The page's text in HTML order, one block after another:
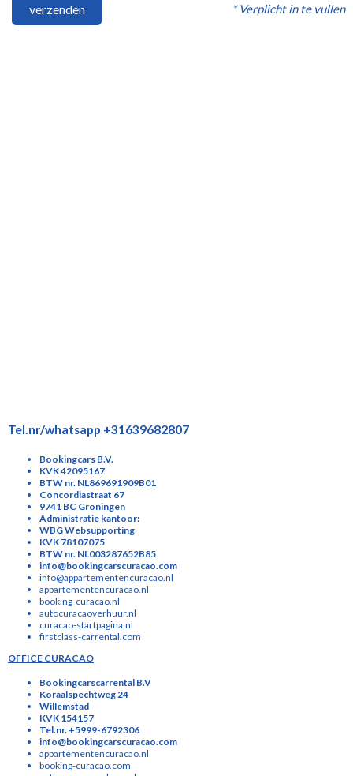
verzenden * Verplicht in te vullen
Tel.nr/whatsapp +31639682807
Bookingcars B.V.
KVK 42095167
BTW nr. NL869691909B01
Concordiastraat 67
9741 BC Groningen
Administratie kantoor:
WBG Websupporting
KVK 78107075
BTW nr. NL003287652B85
info@bookingcarscuracao.com
info@appartementencuracao.nl
appartementencuracao.nl
booking-curacao.nl
autocuracaoverhuur.nl
curacao-startpagina.nl
firstclass-carrental.com
OFFICE CURACAO
Bookingcarscarrental B.V
Koraalspechtweg 24
Willemstad
KVK 154157
Tel.nr. +5999-6792306
info@bookingcarscuracao.com
appartementencuracao.nl
booking-curacao.com